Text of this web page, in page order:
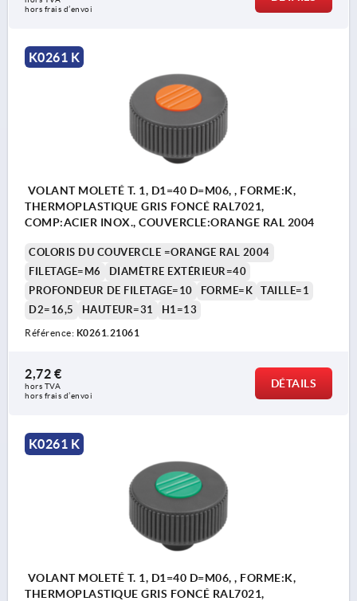
hors frais d’envoi
K0261 K
VOLANT MOLETÉ T. 1, D1=40 D=M06, , FORME:K,
THERMOPLASTIQUE GRIS FONCÉ RAL7021,
COMP:ACIER INOX., COUVERCLE:ORANGE RAL 2004
COLORIS DU COUVERCLE =ORANGE RAL 2004
FILETAGE=M6
DIAMÈTRE EXTÉRIEUR=40
PROFONDEUR DE FILETAGE=10
FORME=K
TAILLE=1
D2=16,5
HAUTEUR=31 H1=13
Référence: K0261.21061
2,72 €
hors TVA
hors frais d’envoi
DÉTAILS
K0261 K
VOLANT MOLETÉ T. 1, D1=40 D=M06, , FORME:K,
THERMOPLASTIQUE GRIS FONCÉ RAL7021,